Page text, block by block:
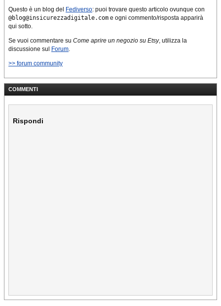
Questo è un blog del Fediverso: puoi trovare questo articolo ovunque con
@blog@insicurezzadigitale.com e ogni commento/risposta apparirà
qui sotto.
Se vuoi commentare su Come aprire un negozio su Etsy, utilizza la
discussione sul Forum
>> forum community
COMMENTI
Rispondi